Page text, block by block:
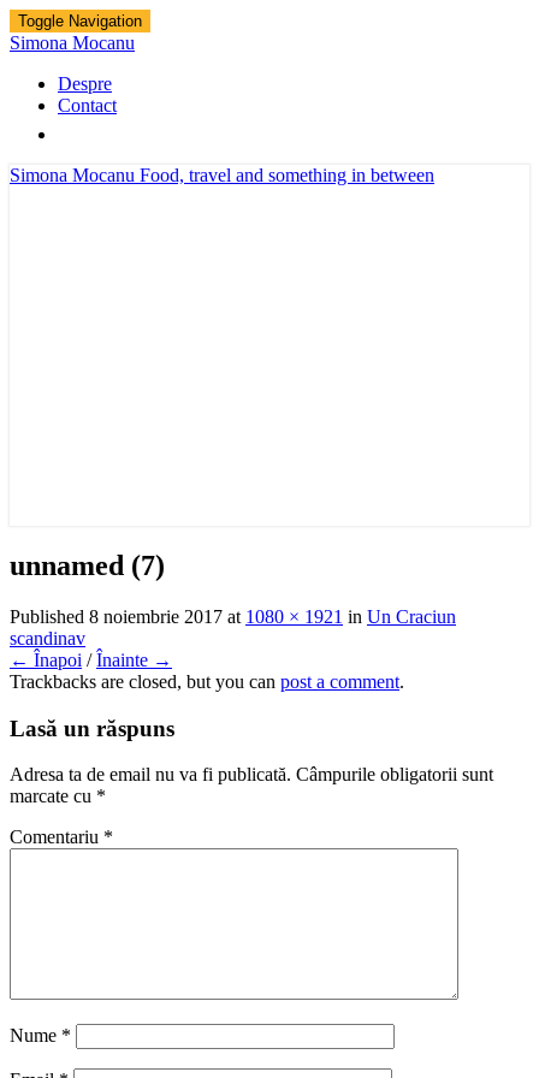
Toggle Navigation
Simona Mocanu
Despre
Contact
Simona Mocanu Food, travel and something in between
unnamed (7)
Published 8 noiembrie 2017 at 1080 × 1921 in Un Craciun
scandinav
← Înapoi /Înainte →
Trackbacks are closed, but you can post a comment.
Lasă un răspuns
Adresa ta de email nu va fi publicată. Câmpurile obligatorii sunt
marcate cu *
Comentariu *
Nume *